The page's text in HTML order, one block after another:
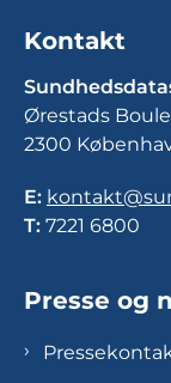
Kontakt
Ørestads
2300
E:
T: 7221 6800
Presse og